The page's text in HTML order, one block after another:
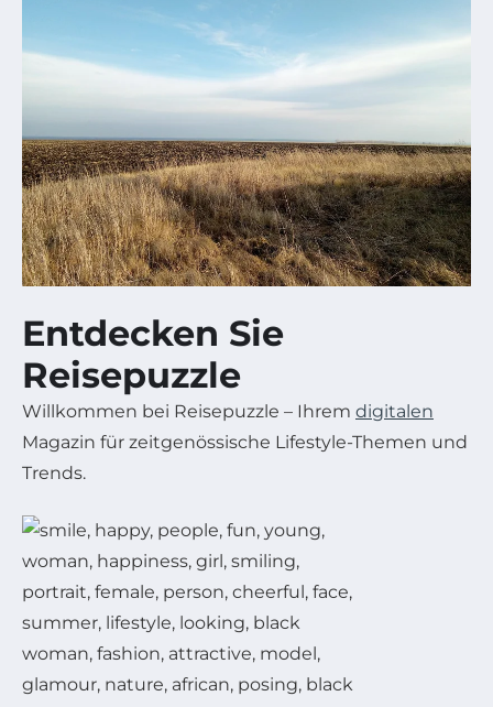
Entdecken Sie
Reisepuzzle
Willkommen bei Reisepuzzle – Ihrem digitalen
Magazin für zeitgenössische Lifestyle-Themen und
Trends.